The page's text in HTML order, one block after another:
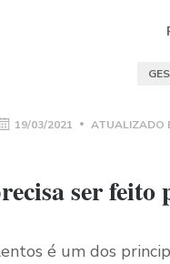
19/03/2021 ATUALIZADO
ser
é um dos